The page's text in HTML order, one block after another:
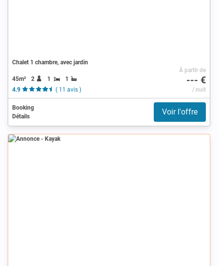
Chalet 1 chambre, avec jardin
45m² 2 1
1
4.9
( 11 avis )
À partir de
--- €
/ nuit
Booking
Détails
Voir l'offre
Annonce